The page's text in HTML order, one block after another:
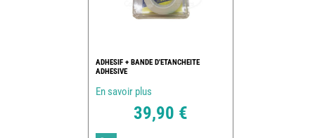
ADHESIF + BANDE D'ETANCHEITE
ADHESIVE
En savoir plus
39,90 €